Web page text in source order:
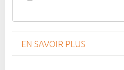
EN SAVOIR PLUS